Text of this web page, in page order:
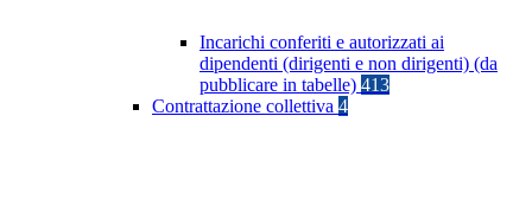
Incarichi conferiti e autorizzati ai
dipendenti (dirigenti e non dirigenti) (da
pubblicare in tabelle) 413
Contrattazione collettiva 4